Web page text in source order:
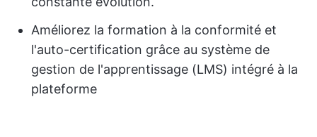
Améliorez la formation à la conformité et
l'auto-certification grâce au système de
gestion de l'apprentissage (LMS) intégré à la
plateforme